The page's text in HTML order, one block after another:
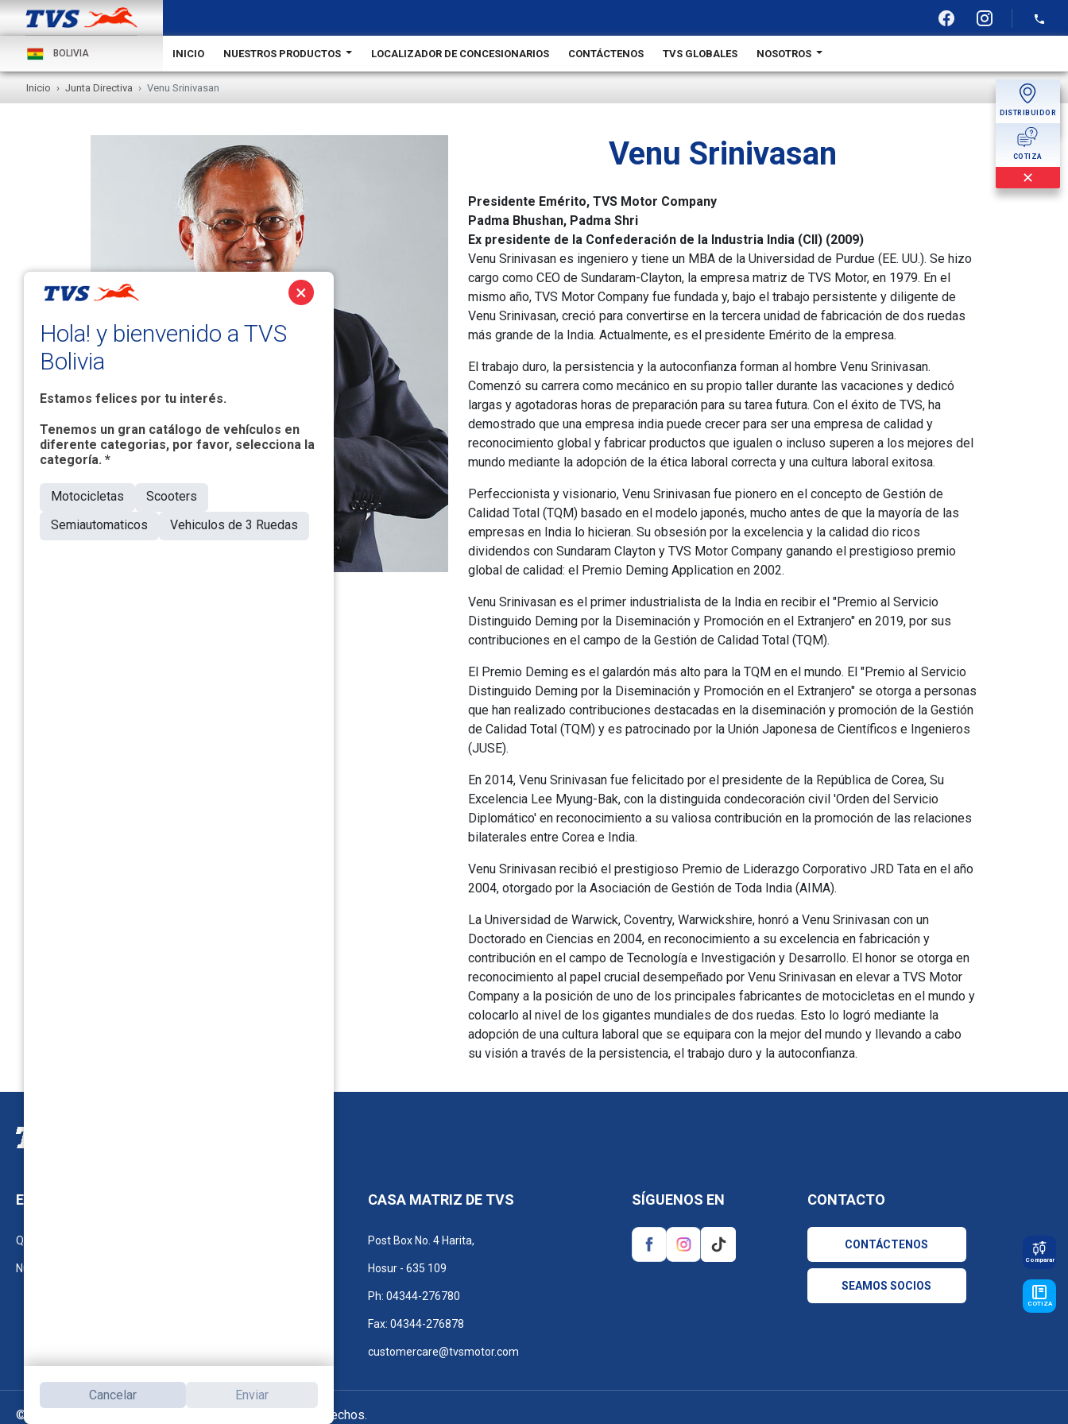
BOLIVIA INICIO NUESTROS PRODUCTOS LOCALIZADOR DE CONCESIONARIOS CONTÁCTENOS TVS GLOBALES NOSOTROS
DISTRIBUIDOR
COTIZA
✕
Inicio Junta Directiva Venu Srinivasan
Venu Srinivasan
Presidente Emérito, TVS Motor Company
Padma Bhushan, Padma Shri
Ex presidente de la Confederación de la Industria India (CII) (2009)
Venu Srinivasan es ingeniero y tiene un MBA de la Universidad de Purdue (EE. UU.). Se hizo
cargo como CEO de Sundaram-Clayton, la empresa matriz de TVS Motor, en 1979. En el
mismo año, TVS Motor Company fue fundada y, bajo el trabajo persistente y diligente de
Venu Srinivasan, creció para convertirse en la tercera unidad de fabricación de dos ruedas
más grande de la India. Actualmente, es el presidente Emérito de la empresa.
El trabajo duro, la persistencia y la autoconfianza forman al hombre Venu Srinivasan.
Comenzó su carrera como mecánico en su propio taller durante las vacaciones y dedicó
largas y agotadoras horas de preparación para su tarea futura. Con el éxito de TVS, ha
demostrado que una empresa india puede crecer para ser una empresa de calidad y
reconocimiento global y fabricar productos que igualen o incluso superen a los mejores del
mundo mediante la adopción de la ética laboral correcta y una cultura laboral exitosa.
Perfeccionista y visionario, Venu Srinivasan fue pionero en el concepto de Gestión de
Calidad Total (TQM) basado en el modelo japonés, mucho antes de que la mayoría de las
empresas en India lo hicieran. Su obsesión por la excelencia y la calidad dio ricos
dividendos con Sundaram Clayton y TVS Motor Company ganando el prestigioso premio
global de calidad: el Premio Deming Application en 2002.
Venu Srinivasan es el primer industrialista de la India en recibir el "Premio al Servicio
Distinguido Deming por la Diseminación y Promoción en el Extranjero" en 2019, por sus
contribuciones en el campo de la Gestión de Calidad Total (TQM).
El Premio Deming es el galardón más alto para la TQM en el mundo. El "Premio al Servicio
Distinguido Deming por la Diseminación y Promoción en el Extranjero" se otorga a personas
que han realizado contribuciones destacadas en la diseminación y promoción de la Gestión
de Calidad Total (TQM) y es patrocinado por la Unión Japonesa de Científicos e Ingenieros
(JUSE).
En 2014, Venu Srinivasan fue felicitado por el presidente de la República de Corea, Su
Excelencia Lee Myung-Bak, con la distinguida condecoración civil 'Orden del Servicio
Diplomático' en reconocimiento a su valiosa contribución en la promoción de las relaciones
bilaterales entre Corea e India.
Venu Srinivasan recibió el prestigioso Premio de Liderazgo Corporativo JRD Tata en el año
2004, otorgado por la Asociación de Gestión de Toda India (AIMA).
La Universidad de Warwick, Coventry, Warwickshire, honró a Venu Srinivasan con un
Doctorado en Ciencias en 2004, en reconocimiento a su excelencia en fabricación y
contribución en el campo de Tecnología e Investigación y Desarrollo. El honor se otorga en
reconocimiento al papel crucial desempeñado por Venu Srinivasan en elevar a TVS Motor
Company a la posición de uno de los principales fabricantes de motocicletas en el mundo y
colocarlo al nivel de los gigantes mundiales de dos ruedas. Esto lo logró mediante la
adopción de una cultura laboral que se equipara con la mejor del mundo y llevando a cabo
su visión a través de la persistencia, el trabajo duro y la autoconfianza.
MÁS
COTIZA
Comparar
ENLACES ÚTILES
Quienes Somos
Nuestros Productos
CASA MATRIZ DE TVS
Post Box No. 4 Harita,
Hosur - 635 109
Ph: 04344-276780
Fax: 04344-276878
customercare@tvsmotor.com
SÍGUENOS EN CONTACTO
CONTÁCTENOS
SEAMOS SOCIOS
©2026 TVS Motor Company. Reservados Todos Los Derechos.
×
Hola! y bienvenido a TVS
Bolivia
Estamos felices por tu interés.
Tenemos un gran catálogo de vehículos en
diferente categorias, por favor, selecciona la
categoría. *
Motocicletas
Scooters
Semiautomaticos
Vehiculos de 3 Ruedas
Cancelar Enviar